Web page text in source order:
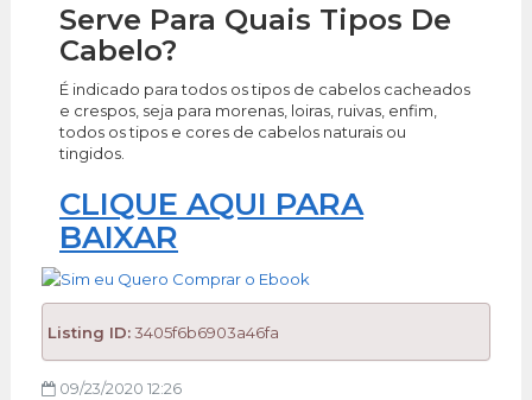
Serve Para Quais Tipos De
Cabelo?
É indicado para todos os tipos de cabelos cacheados
e crespos, seja para morenas, loiras, ruivas, enfim,
todos os tipos e cores de cabelos naturais ou
tingidos.
CLIQUE AQUI PARA
BAIXAR
Listing ID:3405f6b6903a46fa
09/23/2020 12:26